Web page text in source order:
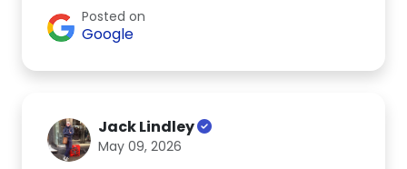
Posted on
Google
Jack Lindley
May 09, 2026